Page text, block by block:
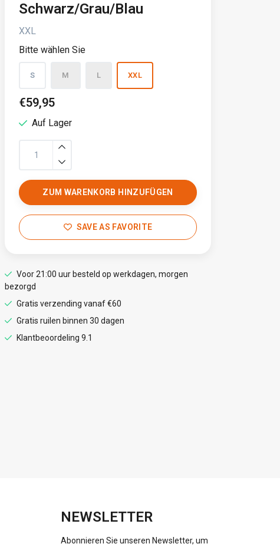
Schwarz/Grau/Blau
XXL
Bitte wählen Sie
S M L XXL
€59,95
Auf Lager
ZUM WARENKORB HINZUFÜGEN
SAVE AS FAVORITE
Voor 21:00 uur besteld op werkdagen, morgen
bezorgd
Gratis verzending vanaf €60
Gratis ruilen binnen 30 dagen
Klantbeoordeling 9.1
NEWSLETTER
Abonnieren Sie unseren Newsletter, um